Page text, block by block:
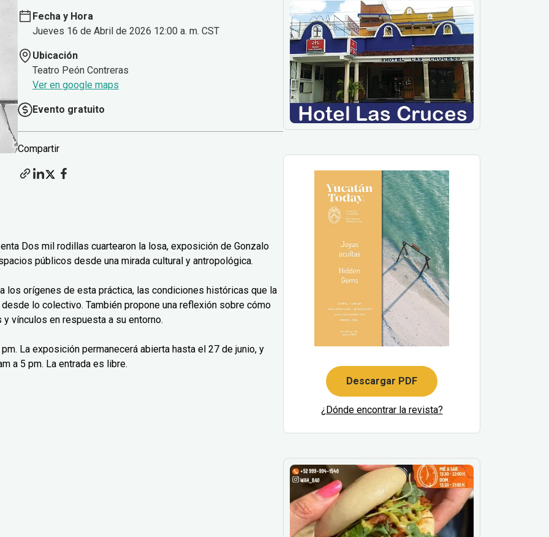
Fecha y Hora
Jueves 16 de Abril de 2026 12:00 a. m. CST
Ubicación
Teatro Peón Contreras
Ver en google maps
Evento gratuito
Compartir
Dos mil rodillas cuartearon la losa, exposición de Gonzalo
públicos desde una mirada cultural y antropológica.
los orígenes de esta práctica, las condiciones históricas que la
lo colectivo. También propone una reflexión sobre cómo
vínculos en respuesta a su entorno.
La exposición permanecerá abierta hasta el 27 de junio, y
a 5 pm. La entrada es libre.
Descargar PDF
¿Dónde encontrar la revista?